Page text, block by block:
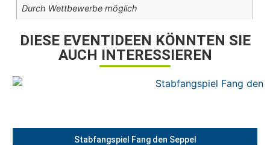
Durch Wettbewerbe möglich
DIESE EVENTIDEEN KÖNNTEN SIE
AUCH INTERESSIEREN
Stabfangspiel Fang den Seppel